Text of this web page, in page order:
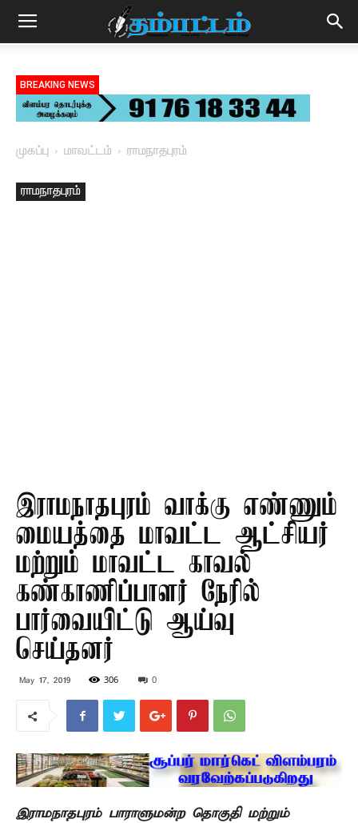
BREAKING NEWS
முகப்பு மாவட்டம் ராமநாதபுரம்
ராமநாதபுரம்
இராமநாதபுரம் வாக்கு எண்ணும்
மையத்தை மாவட்ட ஆட்சியர்
மற்றும் மாவட்ட காவல்
கண்காணிப்பாளர் நேரில்
பார்வையிட்டு ஆய்வு
செய்தனர்
May 17, 2019 306 0
இராமநாதபுரம் பாராளுமன்ற தொகுதி மற்றும்